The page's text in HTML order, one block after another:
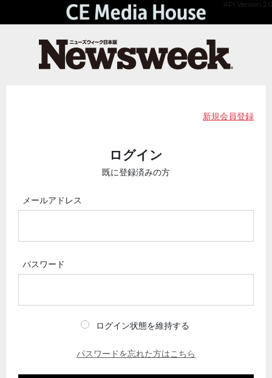
API Version 2.0
新規会員登録
ログイン
既に登録済みの方
メールアドレス
パスワード
ログイン状態を維持する
パスワードを忘れた方はこちら